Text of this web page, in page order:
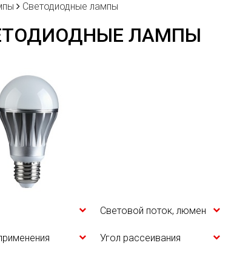
Светодиодные лампы
ЛАМПЫ
Световой поток, люмен
Угол рассеивания